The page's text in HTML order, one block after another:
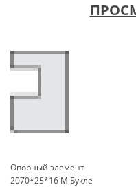
Опорный элемент
2070*25*16 M Букле